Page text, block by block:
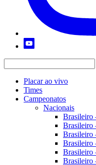
Placar ao vivo
Times
Campeonatos
Nacionais
Brasileiro
Brasileiro
Brasileiro
Brasileiro
Brasileiro
Brasileiro